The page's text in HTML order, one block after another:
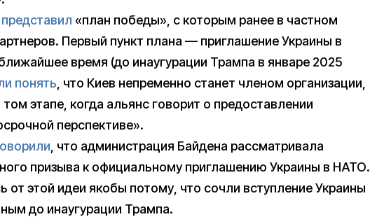
представил «план победы», с которым ранее в частном
Первый пункт плана — приглашение Украины в
время (до инаугурации Трампа в январе 2025
понять, что Киев непременно станет членом организации,
этапе, когда альянс говорит о предоставлении
перспективе».
, что администрация Байдена рассматривала
призыва к официальному приглашению Украины в НАТО.
от этой идеи якобы потому, что сочли вступление Украины
до инаугурации Трампа.